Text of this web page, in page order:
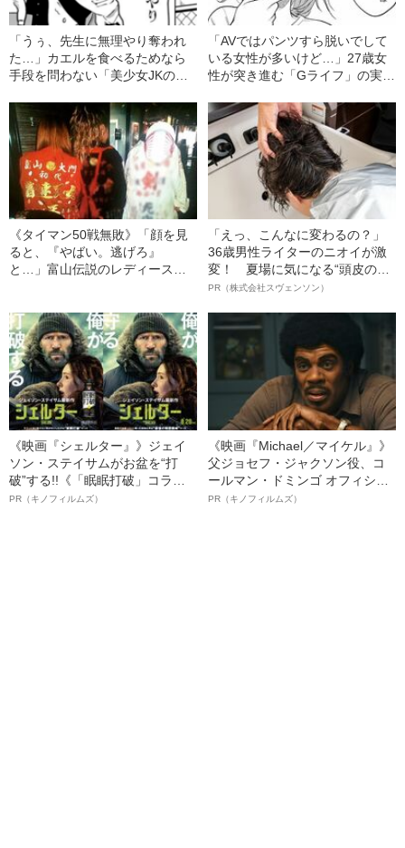
「うぅ、先生に無理やり奪われ
た…」カエルを食べるためなら
手段を問わない「美少女JKのヤ
「AVではパンツすら脱いでして
いる女性が多いけど…」27歳女
性が突き進む「Gライフ」の実態
《タイマン50戦無敗》「顔を見
ると、『やばい。逃げろ』
と…」富山伝説のレディース初
「えっ、こんなに変わるの？」
36歳男性ライターのニオイが激
変！ 夏場に気になる“頭皮のニ
オイ”や“ベタつき”を解消す
ト”が生み出した徹底ケアとは
PR（株式会社スヴェンソン）
《映画『シェルター』》ジェイ
ソン・ステイサムがお盆を“打
破”する!!《「眠眠打破」コラ
ボ》
PR（キノフィルムズ）
《映画『Michael／マイケル』》
父ジョセフ・ジャクソン役、コ
ールマン・ドミンゴ オフィシャ
ルインタビュー“観客を魅了した
PR（キノフィルムズ）